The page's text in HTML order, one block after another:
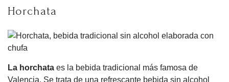
Horchata
La horchata es la bebida tradicional más famosa de
Valencia. Se trata de una refrescante bebida sin alcohol